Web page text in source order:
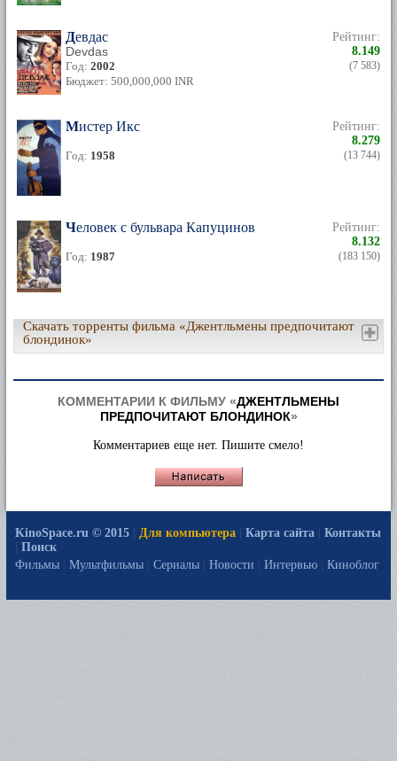
Девдас
Devdas
Год: 2002
Бюджет: 500,000,000 INR
Рейтинг:
8.149
(7 583)
Мистер Икс
Год: 1958
Рейтинг:
8.279
(13 744)
Человек с бульвара Капуцинов
Год: 1987
Рейтинг:
8.132
(183 150)
Скачать торренты фильма «Джентльмены предпочитают
блондинок»
КОММЕНТАРИИ К ФИЛЬМУ «ДЖЕНТЛЬМЕНЫ
ПРЕДПОЧИТАЮТ БЛОНДИНОК»
Комментариев еще нет. Пишите смело!
KinoSpace.ru © 2015 Для компьютера Карта сайта
Контакты
Поиск
Фильмы
Мультфильмы Сериалы Новости Интервью Киноблог